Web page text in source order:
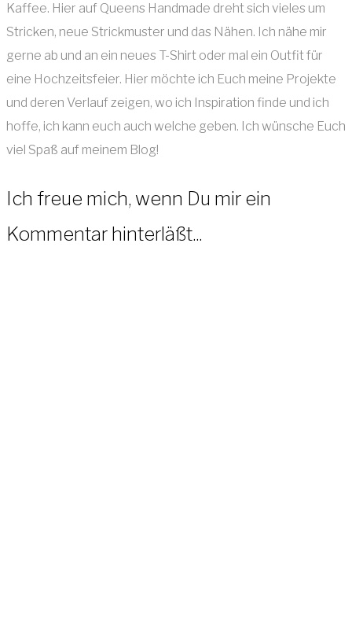
Kaffee. Hier auf Queens Handmade dreht sich vieles um
Stricken, neue Strickmuster und das Nähen. Ich nähe mir
gerne ab und an ein neues T-Shirt oder mal ein Outfit für
eine Hochzeitsfeier. Hier möchte ich Euch meine Projekte
und deren Verlauf zeigen, wo ich Inspiration finde und ich
hoffe, ich kann euch auch welche geben. Ich wünsche Euch
viel Spaß auf meinem Blog!
Ich freue mich, wenn Du mir ein
Kommentar hinterläßt...